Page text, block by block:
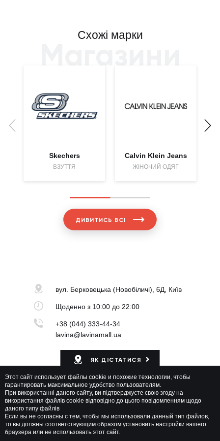
Схожі марки
Skechers
ВЗУТТЯ
Calvin Klein Jeans
ЖІНОЧИЙ ОДЯГ
ДИВИТИСЬ ВСІ
вул. Берковецька (Новобіличі), 6Д, Київ
Щоденноз 10:00 до 22:00
+38 (044) 333-44-34
lavina@lavinamall.ua
ЯК ДІСТАТИСЯ
Мапа ТРЦ
Lavina Mall © 2026 Всі права захищені
Этот сайт использует файлы cookie и похожие технологии, чтобы
гарантировать максимальное удобство пользователям.
При використанні даного сайту, ви підтверджуєте свою згоду на
використання файлів cookie відповідно до цього повідомленням щодо
даного типу файлів
Если вы не согласны с тем, чтобы мы использовали данный тип файлов,
то вы должны соответствующим образом установить настройки вашего
браузера или не использовать этот сайт.